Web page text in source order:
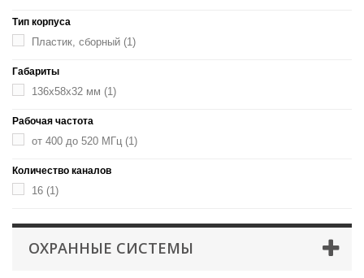
Тип корпуса
Пластик, сборный (1)
Габариты
136x58x32 мм (1)
Рабочая частота
от 400 до 520 МГц (1)
Количество каналов
16 (1)
ОХРАННЫЕ СИСТЕМЫ